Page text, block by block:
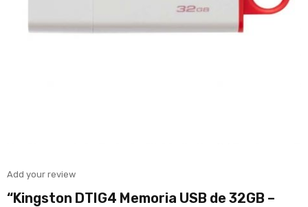
Add your review
“Kingston DTIG4 Memoria USB de 32GB –